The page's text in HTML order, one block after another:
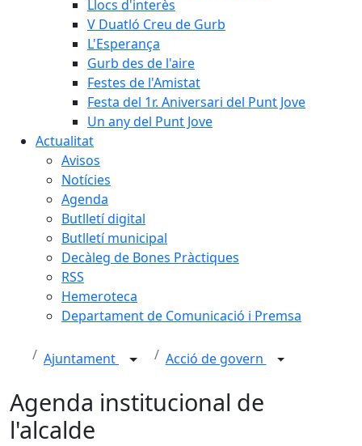
Llocs d'interès
V Duatló Creu de Gurb
L'Esperança
Gurb des de l'aire
Festes de l'Amistat
Festa del 1r. Aniversari del Punt Jove
Un any del Punt Jove
Actualitat
Avisos
Notícies
Agenda
Butlletí digital
Butlletí municipal
Decàleg de Bones Pràctiques
RSS
Hemeroteca
Departament de Comunicació i Premsa
Ajuntament Acció de govern
Agenda institucional de
l'alcalde